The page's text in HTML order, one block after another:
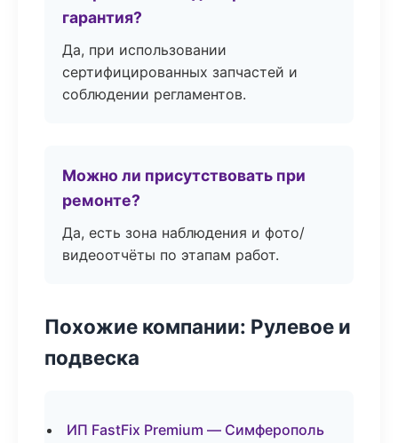
гарантия?
Да, при использовании
сертифицированных запчастей и
соблюдении регламентов.
Можно ли присутствовать при
ремонте?
Да, есть зона наблюдения и фото/
видеоотчёты по этапам работ.
Похожие компании: Рулевое и
подвеска
ИП FastFix Premium — Симферополь